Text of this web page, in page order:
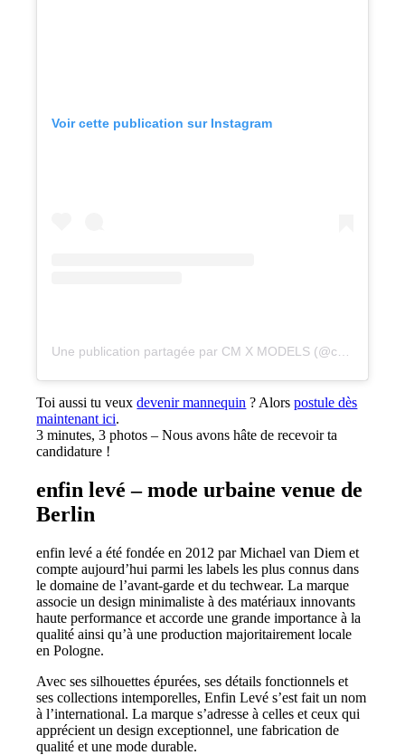
Voir cette publication sur Instagram
Toi aussi tu veuxdevenir mannequin ? Alorspostule dès
maintenant ici.
3 minutes, 3 photos – Nous avons hâte de recevoir ta
candidature !
enfin levé – mode urbaine venue de
Berlin
enfin levé a été fondée en 2012 par Michael van Diem et
compte aujourd’hui parmi les labels les plus connus dans
le domaine de l’avant-garde et du techwear. La marque
associe un design minimaliste à des matériaux innovants
haute performance et accorde une grande importance à la
qualité ainsi qu’à une production majoritairement locale
en Pologne.
Avec ses silhouettes épurées, ses détails fonctionnels et
ses collections intemporelles, Enfin Levé s’est fait un nom
à l’international. La marque s’adresse à celles et ceux qui
apprécient un design exceptionnel, une fabrication de
qualité et une mode durable.